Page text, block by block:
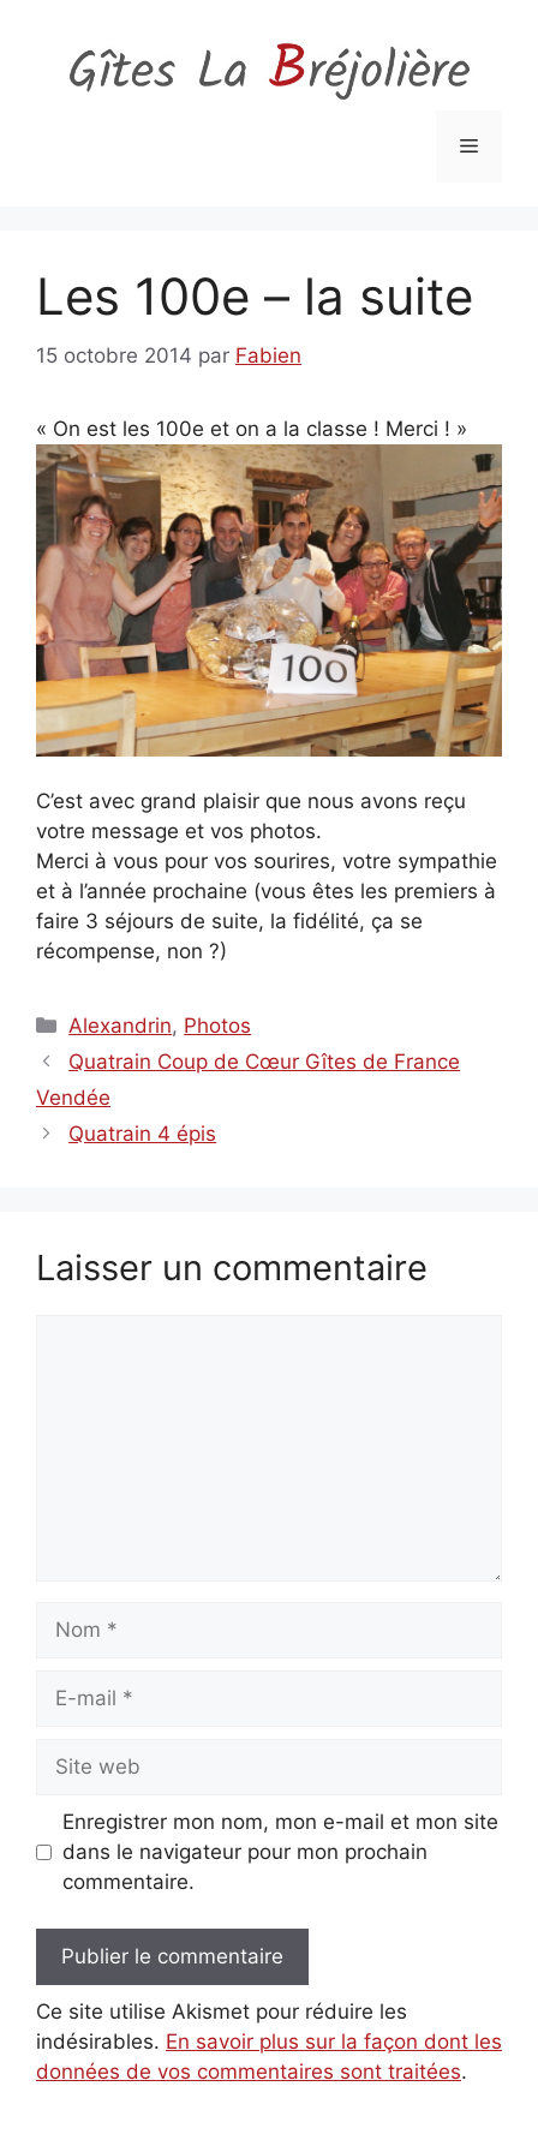
contenu
Menu
Les 100e – la suite
15 octobre 2014 par Fabien
« On est les 100e et on a la classe ! Merci ! »
C’est avec grand plaisir que nous avons reçu
votre message et vos photos.
Merci à vous pour vos sourires, votre sympathie
et à l’année prochaine (vous êtes les premiers à
faire 3 séjours de suite, la fidélité, ça se
récompense, non ?)
Catégories
Alexandrin, Photos
Quatrain Coup de Cœur Gîtes de France
Vendée
Quatrain 4 épis
Laisser un commentaire
Nom
Site
web
Enregistrer mon nom, mon e-mail et mon site
dans le navigateur pour mon prochain
commentaire.
Ce site utilise Akismet pour réduire les
indésirables. En savoir plus sur la façon dont les
données de vos commentaires sont traitées.